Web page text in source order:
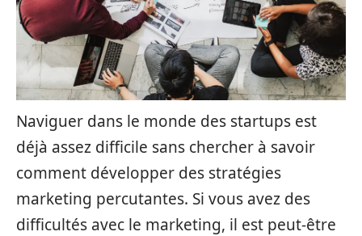
Naviguer dans le monde des startups est
déjà assez difficile sans chercher à savoir
comment développer des stratégies
marketing percutantes. Si vous avez des
difficultés avec le marketing, il est peut-être